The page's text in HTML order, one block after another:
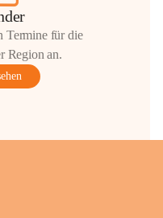
Termine für die
Region an.